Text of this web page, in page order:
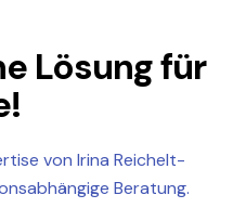
Lösungfür
von Irina Reichelt-
Beratung.